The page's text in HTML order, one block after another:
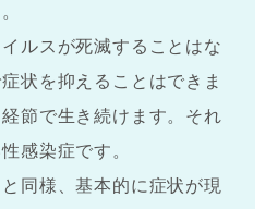
ルスが死滅することはな
状を抑えることはできま
節で生き続けます。それ
感染症です。
同様、基本的に症状が現